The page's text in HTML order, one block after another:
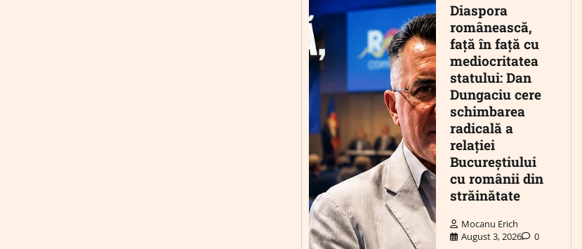
Diaspora
românească,
față în față cu
mediocritatea
statului: Dan
Dungaciu cere
schimbarea
radicală a
relației
Bucureștiului
cu românii din
străinătate
Mocanu Erich
August 3, 2026
0